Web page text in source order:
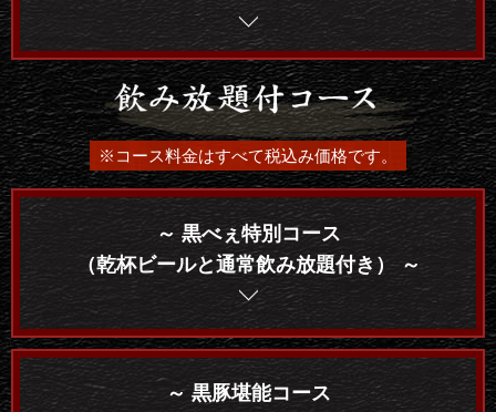
※コース料金はすべて税込み価格です。
～ 黒べぇ特別コース
（乾杯ビールと通常飲み放題付き） ～
～ 黒豚堪能コース